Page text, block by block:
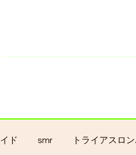
。
ド smr トライアスロ